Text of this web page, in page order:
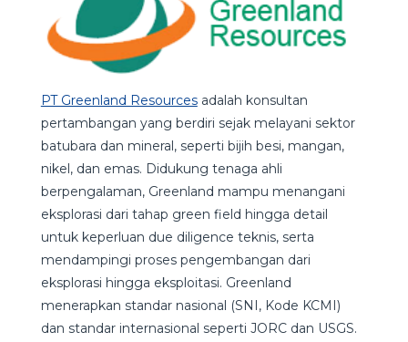
PT Greenland Resourcesadalah konsultan
pertambangan yang berdiri sejak melayani sektor
batubara dan mineral, seperti bijih besi, mangan,
nikel, dan emas. Didukung tenaga ahli
berpengalaman, Greenland mampu menangani
eksplorasi dari tahap green field hingga detail
untuk keperluan due diligence teknis, serta
mendampingi proses pengembangan dari
eksplorasi hingga eksploitasi. Greenland
menerapkan standar nasional (SNI, Kode KCMI)
dan standar internasional seperti JORC dan USGS.